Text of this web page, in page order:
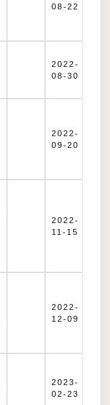
08-22
2022-
08-30
2022-
09-20
2022-
11-15
2022-
12-09
2023-
02-23